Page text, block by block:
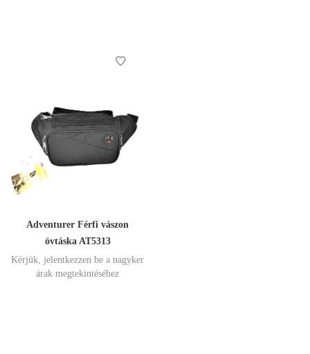
Adventurer Férfi vászon
övtáska AT5313
Kérjük, jelentkezzen be a nagyker
árak megtekintéséhez